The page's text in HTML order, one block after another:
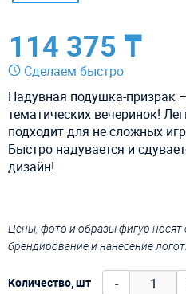
114 375 ₸
Сделаем быстро
Надувная подушка-призрак
тематических вечеринок!
подходит для не сложных
Быстро надувается и
дизайн!
Цены, фото и образы фигур носят
брендирование и нанесение
Количество, шт -